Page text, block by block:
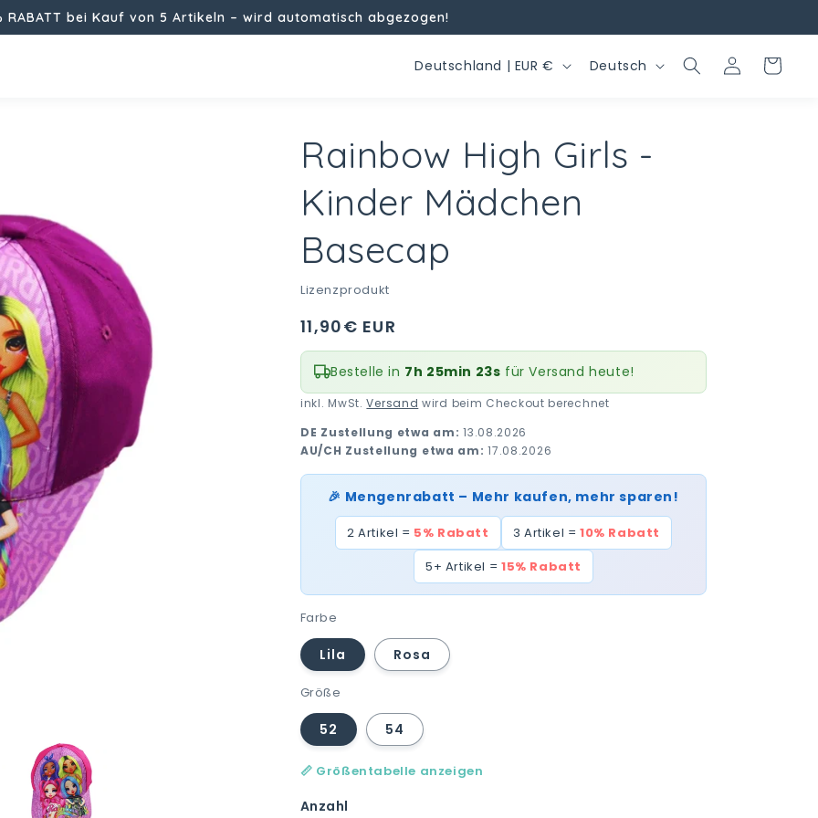
RABATT bei Kauf von 5 Artikeln – wird automatisch abgezogen!
L
d
/
R
g
n
Deutschland | EUR €
S
a
c
h
Deutsch EinloggenWarenkorb
Rainbow High Girls -
Kinder Mädchen
Basecap
Lizenzprodukt
Normaler
Preis
11,90€ EUR
Bestelle in 7h 25min 22s für Versand heute!
inkl. MwSt.Versand wird beim Checkout berechnet
DE Zustellung etwa am: 13.08.2026
AU/CH Zustellung etwa am: 17.08.2026
🎉 Mengenrabatt – Mehr kaufen, mehr sparen!
2 Artikel = 5% Rabatt 3 Artikel = 10% Rabatt
5+ Artikel = 15% Rabatt
Farbe
Lila Rosa
Größe
52 54
📏 Größentabelle anzeigen
Anzahl